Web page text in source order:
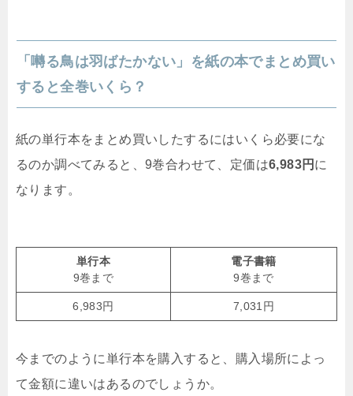
「囀る鳥は羽ばたかない」を紙の本でまとめ買い
すると全巻いくら？
紙の単行本をまとめ買いしたするにはいくら必要にな
るのか調べてみると、9巻合わせて、定価は6,983円 に
なります。
単行本
9巻まで
電子書籍
9巻まで
6,983円 7,031円
今までのように単行本を購入すると、購入場所によっ
て金額に違いはあるのでしょうか。